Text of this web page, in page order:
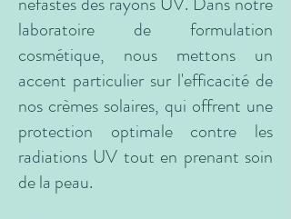
laboratoire de formulation
cosmétique, nous mettons un
accent particulier sur l'efficacité de
nos crèmes solaires, qui offrent une
protection optimale contre les
radiations UV tout en prenant soin
de la peau.